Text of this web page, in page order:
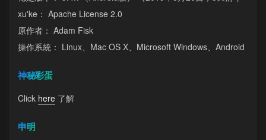
xu'ke： Apache License 2.0
原作者： Adam Fisk
操作系統： Linux、Mac OS X、Microsoft Windows、Android
神秘彩蛋
Click here 了解
申明